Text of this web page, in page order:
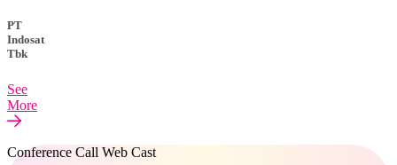
PT
Indosat
Tbk
See
More
Conference Call Web Cast